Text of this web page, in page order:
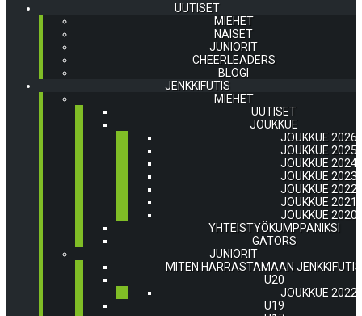
UUTISET
MIEHET
NAISET
JUNIORIT
CHEERLEADERS
BLOGI
JENKKIFUTIS
MIEHET
UUTISET
JOUKKUE
JOUKKUE 2026
JOUKKUE 2025
JOUKKUE 2024
JOUKKUE 2023
JOUKKUE 2022
JOUKKUE 2021
JOUKKUE 2020
YHTEISTYÖKUMPPANIKSI
GATORS
JUNIORIT
MITEN HARRASTAMAAN
U20
JOUKKUE 2022
U19